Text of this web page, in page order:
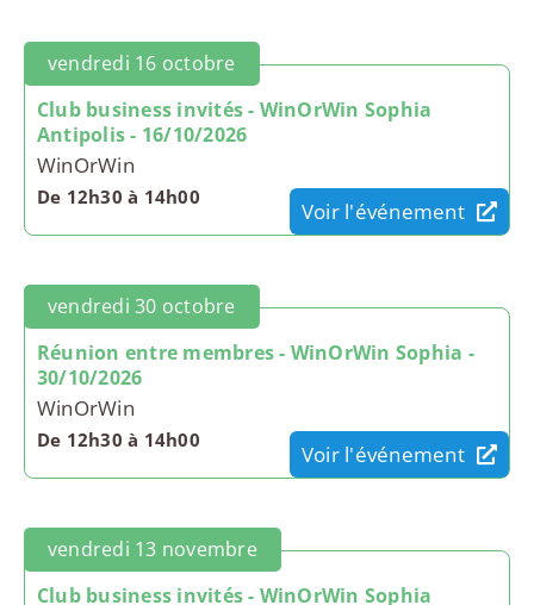
vendredi 16 octobre
Club business invités - WinOrWin Sophia
Antipolis - 16/10/2026
WinOrWin
De 12h30 à 14h00
Voir l'événement
vendredi 30 octobre
Réunion entre membres - WinOrWin Sophia -
30/10/2026
WinOrWin
De 12h30 à 14h00
Voir l'événement
vendredi 13 novembre
Club business invités - WinOrWin Sophia